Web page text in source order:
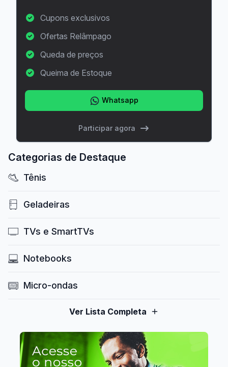
Cupons exclusivos
Ofertas Relâmpago
Queda de preços
Queima de Estoque
Whatsapp
Participar agora
Categorias de Destaque
Tênis
Geladeiras
TVs e SmartTVs
Notebooks
Micro-ondas
Ver Lista Completa